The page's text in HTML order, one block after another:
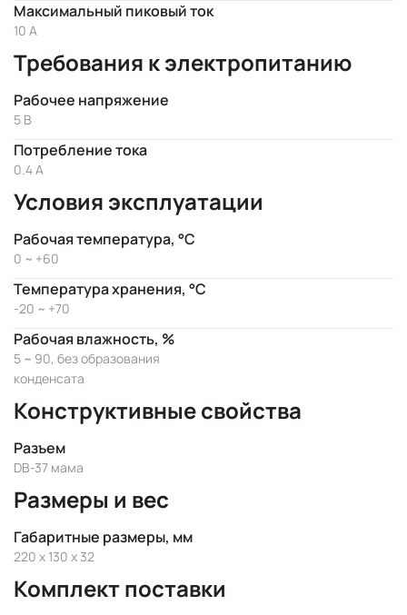
Максимальный пиковый ток
10 А
Требования к электропитанию
Рабочее напряжение
5 В
Потребление тока
0.4 А
Условия эксплуатации
Рабочая температура, °C
0 ~ +60
Температура хранения, °C
-20 ~ +70
Рабочая влажность, %
5 ~ 90, без образования
конденсата
Конструктивные свойства
Разъем
DB-37 мама
Размеры и вес
Габаритные размеры, мм
220 x 130 x 32
Комплект поставки